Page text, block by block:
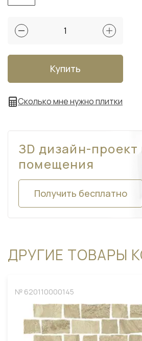
Купить
Сколько мне нужно плитки
ЗD дизайн-
помещения
Получить бесплатно
ДРУГИЕ ТОВАРЫ
№ 620110000145